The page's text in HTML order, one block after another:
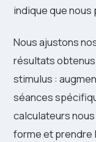
indique que
Nous ajustons
résultats
stimulus :
séances
calculateurs
forme et prendre